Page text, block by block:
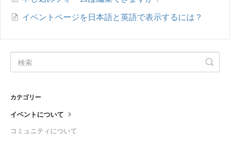
イベントページを日本語と英語で表示するには？
カテゴリー
イベントについて
コミュニティについて